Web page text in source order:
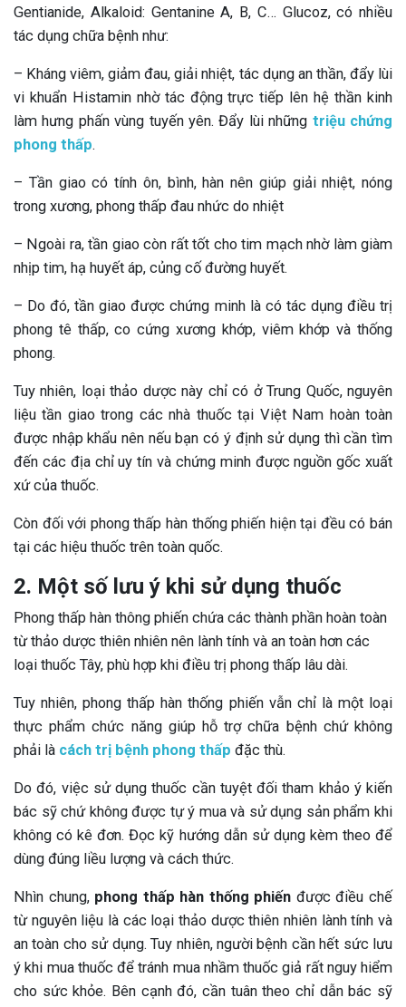
Gentianide, Alkaloid: Gentanine A, B, C… Glucoz, có nhiều
tác dụng chữa bệnh như:
– Kháng viêm, giảm đau, giải nhiệt, tác dụng an thần, đẩy lùi
vi khuẩn Histamin nhờ tác động trực tiếp lên hệ thần kinh
làm hưng phấn vùng tuyến yên. Đẩy lùi những triệu chứng
phong thấp.
– Tần giao có tính ôn, bình, hàn nên giúp giải nhiệt, nóng
trong xương, phong thấp đau nhức do nhiệt
– Ngoài ra, tần giao còn rất tốt cho tim mạch nhờ làm giàm
nhịp tim, hạ huyết áp, củng cố đường huyết.
– Do đó, tần giao được chứng minh là có tác dụng điều trị
phong tê thấp, co cứng xương khớp, viêm khớp và thống
phong.
Tuy nhiên, loại thảo dược này chỉ có ở Trung Quốc, nguyên
liệu tần giao trong các nhà thuốc tại Việt Nam hoàn toàn
được nhập khẩu nên nếu bạn có ý định sử dụng thì cần tìm
đến các địa chỉ uy tín và chứng minh được nguồn gốc xuất
xứ của thuốc.
Còn đối với phong thấp hàn thống phiến hiện tại đều có bán
tại các hiệu thuốc trên toàn quốc.
2. Một số lưu ý khi sử dụng thuốc
Phong thấp hàn thông phiến chứa các thành phần hoàn toàn
từ thảo dược thiên nhiên nên lành tính và an toàn hơn các
loại thuốc Tây, phù hợp khi điều trị phong thấp lâu dài.
Tuy nhiên, phong thấp hàn thống phiến vẫn chỉ là một loại
thực phẩm chức năng giúp hỗ trợ chữa bệnh chứ không
phải là cách trị bệnh phong thấp đặc thù.
Do đó, việc sử dụng thuốc cần tuyệt đối tham khảo ý kiến
bác sỹ chứ không được tự ý mua và sử dụng sản phẩm khi
không có kê đơn. Đọc kỹ hướng dẫn sử dụng kèm theo để
dùng đúng liều lượng và cách thức.
Nhìn chung, phong thấp hàn thống phiến được điều chế
từ nguyên liệu là các loại thảo dược thiên nhiên lành tính và
an toàn cho sử dụng. Tuy nhiên, người bệnh cần hết sức lưu
ý khi mua thuốc để tránh mua nhầm thuốc giả rất nguy hiểm
cho sức khỏe. Bên cạnh đó, cần tuân theo chỉ dẫn bác sỹ